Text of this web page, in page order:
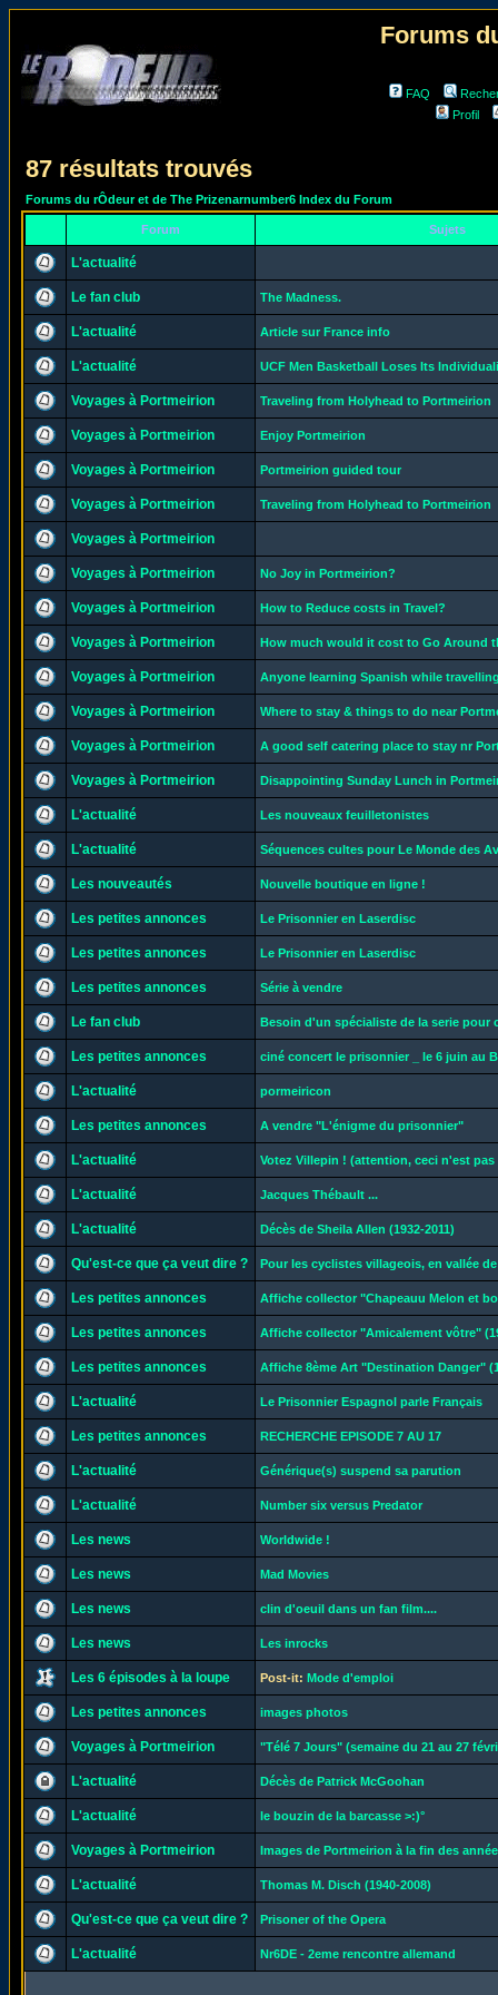
Forums
FAQ
Profil
87 résultats trouvés
Forums du rÔdeur et de The Prizenarnumber6 Index du Forum
Forum Sujets
L'actualité
Le fan club The Madness.
L'actualité Article sur France info
L'actualité UCF Men Basketball Loses Its
Voyages à Portmeirion Traveling from Holyhead to Portmeirion
Voyages à Portmeirion Enjoy Portmeirion
Voyages à Portmeirion Portmeirion guided tour
Voyages à Portmeirion Traveling from Holyhead to Portmeirion
Voyages à Portmeirion
Voyages à Portmeirion No Joy in Portmeirion?
Voyages à Portmeirion How to Reduce costs in Travel?
Voyages à Portmeirion How much would it cost to Go Around
Voyages à Portmeirion Anyone learning Spanish while
Voyages à Portmeirion Where to stay & things to do near
Voyages à Portmeirion A good self catering place to stay nr
Voyages à Portmeirion Disappointing Sunday Lunch in
L'actualité Les nouveaux feuilletonistes
L'actualité Séquences cultes pour Le Monde des
Les nouveautés Nouvelle boutique en ligne !
Les petites annonces Le Prisonnier en Laserdisc
Les petites annonces Le Prisonnier en Laserdisc
Les petites annonces Série à vendre
Le fan club Besoin d'un spécialiste de la serie pour
Les petites annonces ciné concert le prisonnier _ le 6 juin au
L'actualité pormeiricon
Les petites annonces A vendre "L'énigme du prisonnier"
L'actualité Votez Villepin ! (attention, ceci n'est
L'actualité Jacques Thébault ...
L'actualité Décès de Sheila Allen (1932-2011)
Qu'est-ce que ça veut dire ? Pour les cyclistes villageois, en vallée
Les petites annonces Affiche collector "Chapeauu Melon et
Les petites annonces Affiche collector "Amicalement vôtre"
Les petites annonces Affiche 8ème Art "Destination Danger"
L'actualité Le Prisonnier Espagnol parle Français
Les petites annonces RECHERCHE EPISODE 7 AU 17
L'actualité Générique(s) suspend sa parution
L'actualité Number six versus Predator
Les news Worldwide !
Les news Mad Movies
Les news clin d'oeuil dans un fan film....
Les news Les inrocks
Les 6 épisodes à la loupe Post-it: Mode d'emploi
Les petites annonces images photos
Voyages à Portmeirion "Télé 7 Jours" (semaine du 21 au 27
L'actualité Décès de Patrick McGoohan
L'actualité le bouzin de la barcasse >:)°
Voyages à Portmeirion Images de Portmeirion à la fin des
L'actualité Thomas M. Disch (1940-2008)
Qu'est-ce que ça veut dire ? Prisoner of the Opera
L'actualité Nr6DE - 2eme rencontre allemand